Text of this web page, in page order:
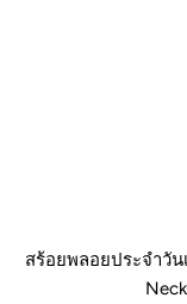
สร้อยพลอยประจำวัน